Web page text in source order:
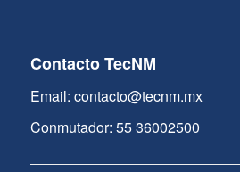
Contacto TecNM
Email: contacto@tecnm.mx
Conmutador: 55 36002500